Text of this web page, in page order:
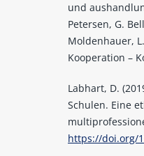
und
Petersen, G.
Moldenhauer,
Kooperation –
Labhart, D.
Schulen. Eine
https://doi.org/